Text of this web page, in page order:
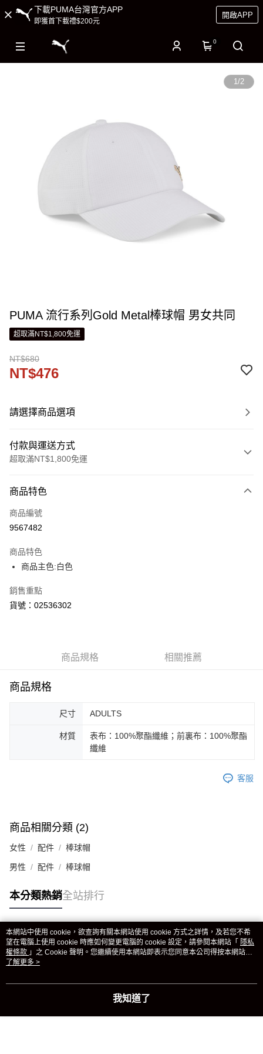
下載PUMA台灣官方APP
即獲首下載禮$200元
開啟APP
0
1/2
PUMA 流行系列Gold Metal棒球帽 男女共同
超取滿NT$1,800免運
NT$680
NT$476
請選擇商品選項
付款與運送方式
超取滿NT$1,800免運
信用卡一次付款
LINE Pay
街口支付
悠遊付
Google Pay
每筆NT$100，滿NT$1,800(含以上)免運費
付款後7-11取貨
每筆NT$100，滿NT$1,800(含以上)免運費
商品特色
商品編號
9567482
商品特色
商品主色:白色
銷售重點
貨號：02536302
商品規格 相關推薦
商品規格
尺寸 ADULTS
材質
表布：100%聚酯纖維；前裏布：100%聚酯
纖維
客服
商品相關分類 (2)
女性 配件 棒球帽
男性 配件 棒球帽
本分類熱銷全站排行
熱門標籤
本網站中使用 cookie，欲查詢有關本網站使用 cookie 方式之詳情，及若您不希
望在電腦上使用 cookie 時應如何變更電腦的 cookie 設定，請參閱本網站「 隱私
權條款 」之 Cookie 聲明。您繼續使用本網站即表示您同意本公司得按本網站使
用條款之 Cookie 聲明使用 cookie。
了解更多 >
我知道了